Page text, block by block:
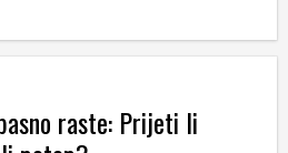
raste: Prijeti li